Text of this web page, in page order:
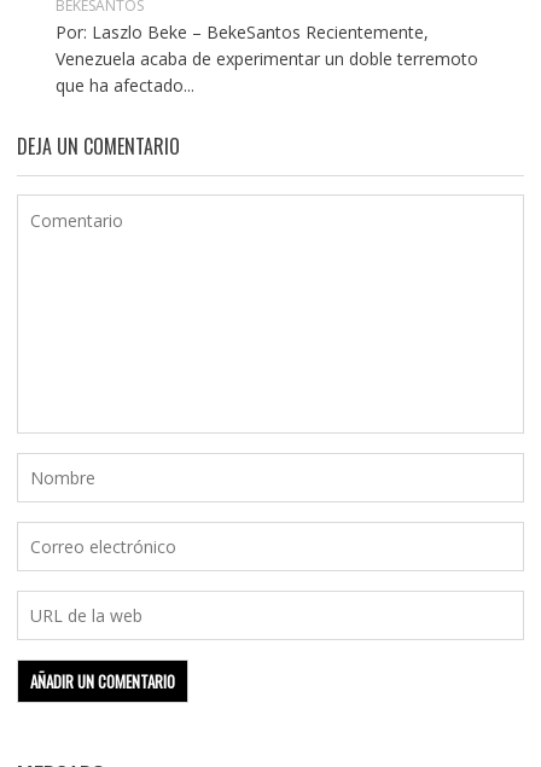
BEKESANTOS
Por: Laszlo Beke – BekeSantos Recientemente,
Venezuela acaba de experimentar un doble terremoto
que ha afectado...
DEJA UN COMENTARIO